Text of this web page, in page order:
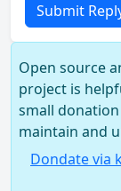
Submit
Open source
project is
small
maintain and
Dondate via